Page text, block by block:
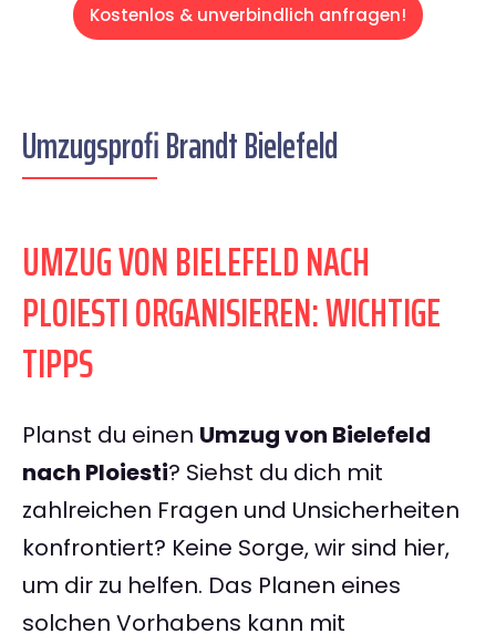
Kostenlos & unverbindlich anfragen!
Umzugsprofi Brandt Bielefeld
UMZUG VON BIELEFELD NACH
PLOIESTI ORGANISIEREN: WICHTIGE
TIPPS
Planst du einen Umzug von Bielefeld
nach Ploiesti? Siehst du dich mit
zahlreichen Fragen und Unsicherheiten
konfrontiert? Keine Sorge, wir sind hier,
um dir zu helfen. Das Planen eines
solchen Vorhabens kann mit